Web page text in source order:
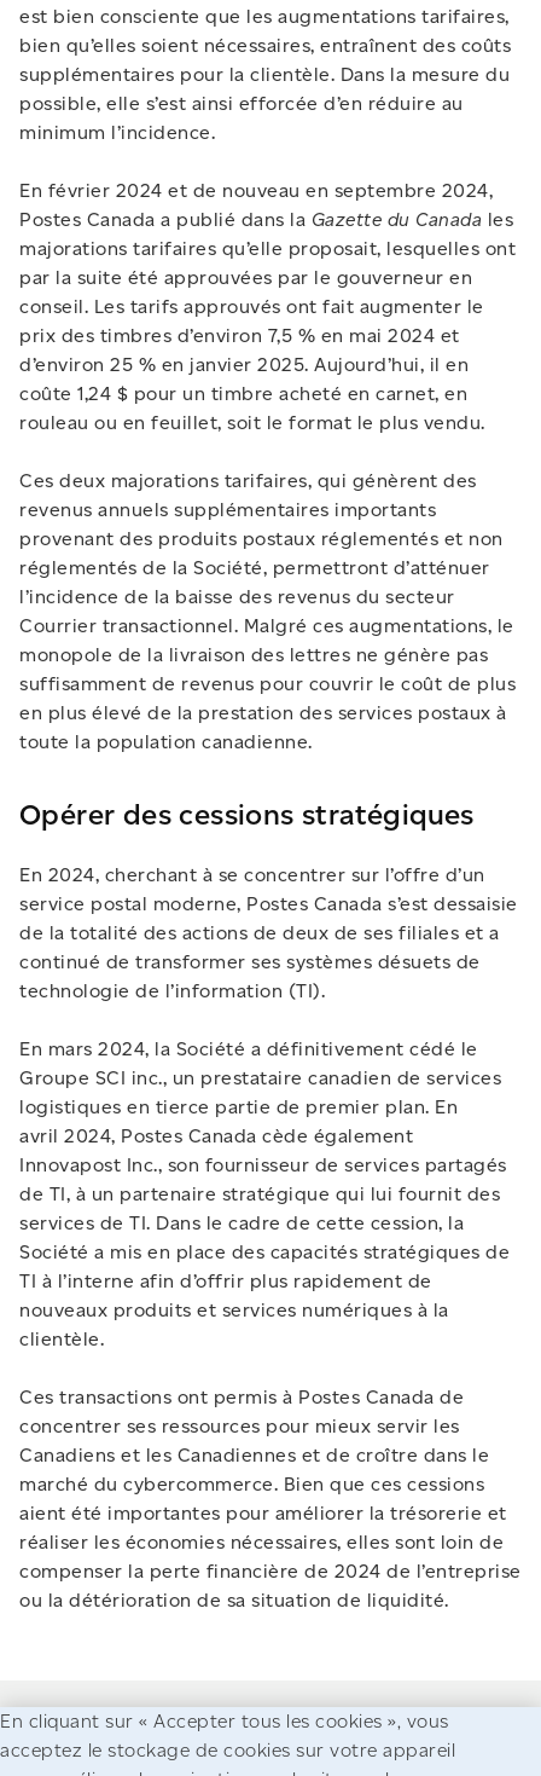
est bien consciente que les augmentations tarifaires,
bien qu’elles soient nécessaires, entraînent des coûts
supplémentaires pour la clientèle. Dans la mesure du
possible, elle s’est ainsi efforcée d’en réduire au
minimum l’incidence.
En février 2024 et de nouveau en septembre 2024,
Postes Canada a publié dans la Gazette du Canada les
majorations tarifaires qu’elle proposait, lesquelles ont
par la suite été approuvées par le gouverneur en
conseil. Les tarifs approuvés ont fait augmenter le
prix des timbres d’environ 7,5 % en mai 2024 et
d’environ 25 % en janvier 2025. Aujourd’hui, il en
coûte 1,24 $ pour un timbre acheté en carnet, en
rouleau ou en feuillet, soit le format le plus vendu.
Ces deux majorations tarifaires, qui génèrent des
revenus annuels supplémentaires importants
provenant des produits postaux réglementés et non
réglementés de la Société, permettront d’atténuer
l’incidence de la baisse des revenus du secteur
Courrier transactionnel. Malgré ces augmentations, le
monopole de la livraison des lettres ne génère pas
suffisamment de revenus pour couvrir le coût de plus
en plus élevé de la prestation des services postaux à
toute la population canadienne.
Opérer des cessions stratégiques
En 2024, cherchant à se concentrer sur l’offre d’un
service postal moderne, Postes Canada s’est dessaisie
de la totalité des actions de deux de ses filiales et a
continué de transformer ses systèmes désuets de
technologie de l’information (TI).
En mars 2024, la Société a définitivement cédé le
Groupe SCI inc., un prestataire canadien de services
logistiques en tierce partie de premier plan. En
avril 2024, Postes Canada cède également
Innovapost Inc., son fournisseur de services partagés
de TI, à un partenaire stratégique qui lui fournit des
services de TI. Dans le cadre de cette cession, la
Société a mis en place des capacités stratégiques de
TI à l’interne afin d’offrir plus rapidement de
nouveaux produits et services numériques à la
clientèle.
Ces transactions ont permis à Postes Canada de
concentrer ses ressources pour mieux servir les
Canadiens et les Canadiennes et de croître dans le
marché du cybercommerce. Bien que ces cessions
aient été importantes pour améliorer la trésorerie et
réaliser les économies nécessaires, elles sont loin de
compenser la perte financière de 2024 de l’entreprise
ou la détérioration de sa situation de liquidité.
En cliquant sur « Accepter tous les cookies », vous
acceptez le stockage de cookies sur votre appareil